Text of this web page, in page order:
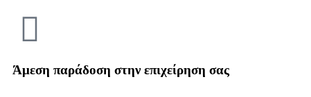
Άμεση παράδοση στην επιχείρηση σας